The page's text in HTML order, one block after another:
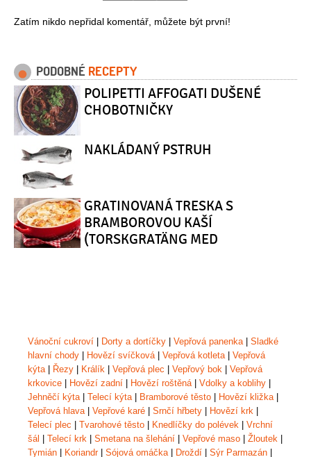
Zatím nikdo nepřidal komentář, můžete být první!
PODOBNÉ RECEPTY
POLIPETTI AFFOGATI DUŠENÉ
CHOBOTNIČKY
NAKLÁDANÝ PSTRUH
GRATINOVANÁ TRESKA S
BRAMBOROVOU KAŠÍ
(TORSKGRATÄNG MED
Vánoční cukroví | Dorty a dortíčky | Vepřová panenka | Sladké
hlavní chody | Hovězí svíčková | Vepřová kotleta | Vepřová
kýta | Řezy | Králík | Vepřová plec | Vepřový bok | Vepřová
krkovice | Hovězí zadní | Hovězí roštěná | Vdolky a koblihy |
Jehněčí kýta | Telecí kýta | Bramborové těsto | Hovězí kližka |
Vepřová hlava | Vepřové karé | Srnčí hřbety | Hovězí krk |
Telecí plec | Tvarohové těsto | Knedlíčky do polévek | Vrchní
šál | Telecí krk | Smetana na šlehání | Vepřové maso | Žloutek |
Tymián | Koriandr| Sójová omáčka | Droždí | Sýr Parmazán |